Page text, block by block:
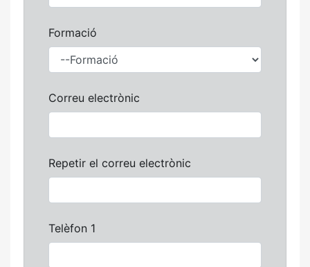
Formació
Correu electrònic
Repetir el correu electrònic
Telèfon 1